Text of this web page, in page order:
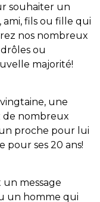
souhaiter un
ami, fils ou fille qui
nos nombreux
ou
majorité!
une
de nombreux
proche pour lui
pour ses 20 ans!
message
un homme qui